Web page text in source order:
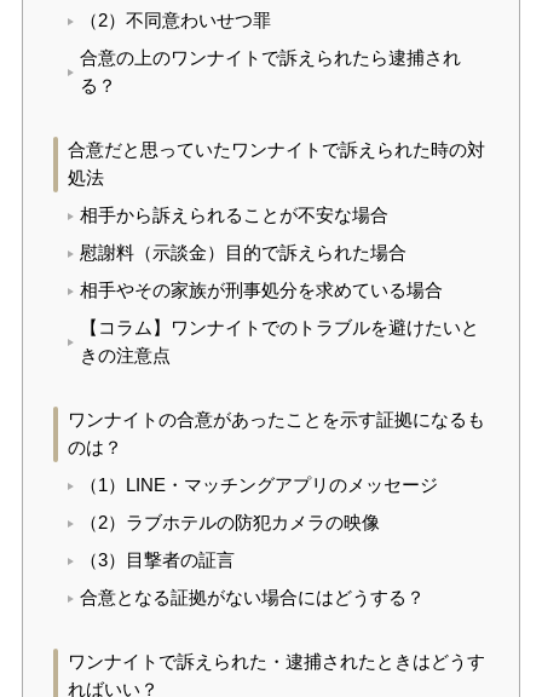
（2）不同意わいせつ罪
合意の上のワンナイトで訴えられたら逮捕され
る？
合意だと思っていたワンナイトで訴えられた時の対
処法
相手から訴えられることが不安な場合
慰謝料（示談金）目的で訴えられた場合
相手やその家族が刑事処分を求めている場合
【コラム】ワンナイトでのトラブルを避けたいと
きの注意点
ワンナイトの合意があったことを示す証拠になるも
のは？
（1）LINE・マッチングアプリのメッセージ
（2）ラブホテルの防犯カメラの映像
（3）目撃者の証言
合意となる証拠がない場合にはどうする？
ワンナイトで訴えられた・逮捕されたときはどうす
ればいい？